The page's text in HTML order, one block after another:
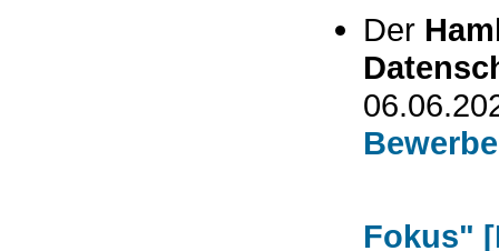
Der
Fokus"